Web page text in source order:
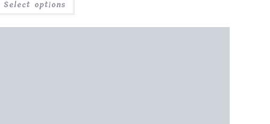
Select options